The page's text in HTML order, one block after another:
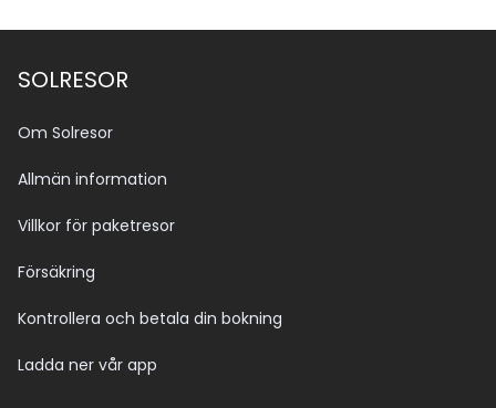
SOLRESOR
Om Solresor
Allmän information
Villkor för paketresor
Försäkring
Kontrollera och betala din bokning
Ladda ner vår app